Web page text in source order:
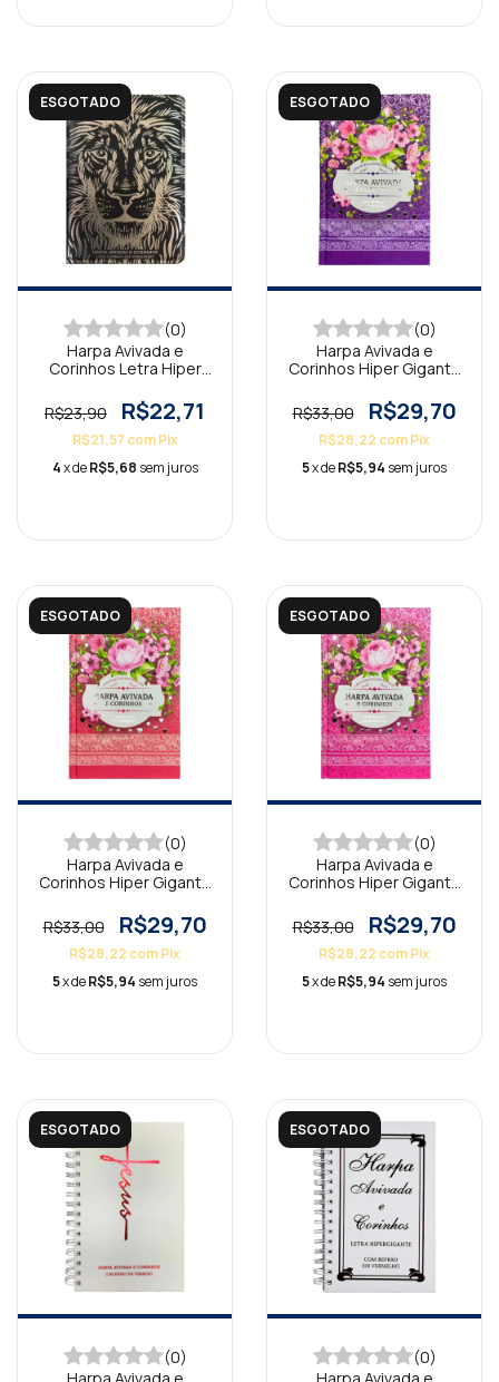
ESGOTADO
(0)
Harpa Avivada e
Corinhos Letra Hiper
Preta
R$23,90 R$22,71
R$21,57 com Pix
4x deR$5,68 sem juros
ESGOTADO
(0)
Harpa Avivada e
Corinhos Hiper Gigante
R$33,00
R$29,70
R$28,22 comPix
5x deR$5,94 sem juros
ESGOTADO
(0)
Harpa Avivada e
Corinhos Hiper Gigante
R$33,00
R$29,70
R$28,22 comPix
5x deR$5,94 sem juros
ESGOTADO
(0)
Harpa Avivada e
Corinhos Hiper Gigante
R$33,00
R$29,70
R$28,22 comPix
5x deR$5,94 sem juros
ESGOTADO
(0)
Harpa Avivada e
ESGOTADO
(0)
Harpa Avivada e